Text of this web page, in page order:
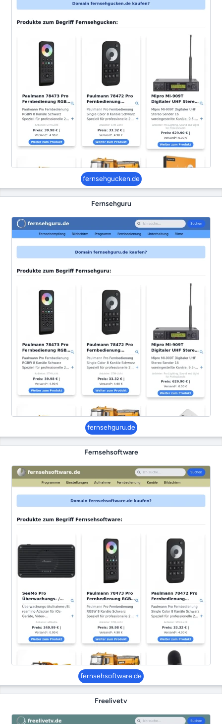
fernsehgucken.de
Fernsehguru
fernsehguru.de
Fernsehsoftware
fernsehsoftware.de
Freelivetv